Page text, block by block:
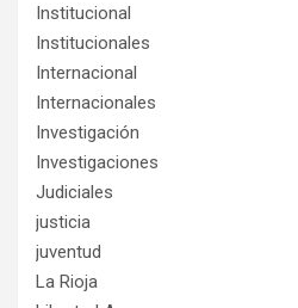
Institucional
Institucionales
Internacional
Internacionales
Investigación
Investigaciones
Judiciales
justicia
juventud
La Rioja